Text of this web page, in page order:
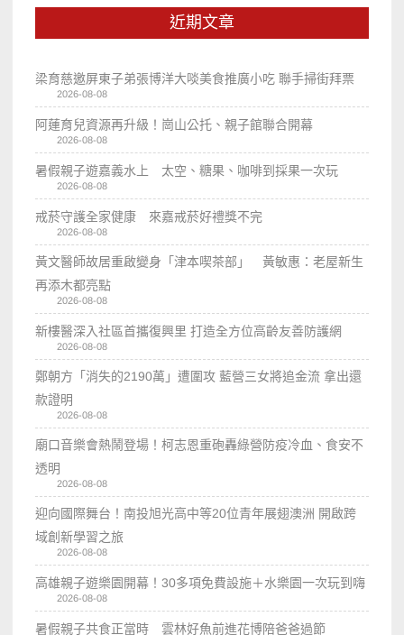
近期文章
梁育慈邀屏東子弟張博洋大啖美食推廣小吃 聯手掃街拜票
2026-08-08
阿蓮育兒資源再升級！崗山公托、親子館聯合開幕
2026-08-08
暑假親子遊嘉義水上 太空、糖果、咖啡到採果一次玩
2026-08-08
戒菸守護全家健康 來嘉戒菸好禮獎不完
2026-08-08
黃文醫師故居重啟變身「津本喫茶部」 黃敏惠：老屋新生
再添木都亮點
2026-08-08
新樓醫深入社區首攜復興里 打造全方位高齡友善防護網
2026-08-08
鄭朝方「消失的2190萬」遭圍攻 藍營三女將追金流 拿出還
款證明
2026-08-08
廟口音樂會熱鬧登場！柯志恩重砲轟綠營防疫冷血、食安不
透明
2026-08-08
迎向國際舞台！南投旭光高中等20位青年展翅澳洲 開啟跨
域創新學習之旅
2026-08-08
高雄親子遊樂園開幕！30多項免費設施＋水樂園一次玩到嗨
2026-08-08
暑假親子共食正當時 雲林好魚前進花博陪爸爸過節